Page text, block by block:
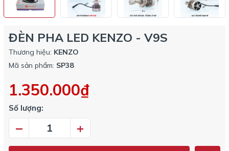
ĐÈN PHA LED KENZO - V9S
Thương hiệu: KENZO
Mã sản phẩm: SP38
1.350.000₫
Số lượng:
– +